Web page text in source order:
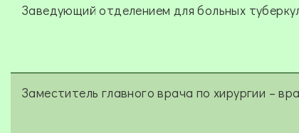
Заведующий отделением для больных
Заместитель главного врача по хирургии –